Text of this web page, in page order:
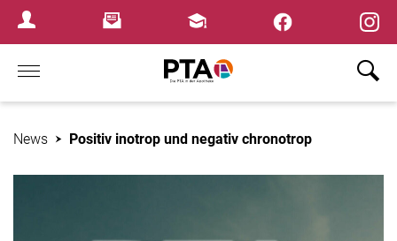
Login MenuNewsletterFortbildungen
Home
News Positiv inotrop und negativ chronotrop
×